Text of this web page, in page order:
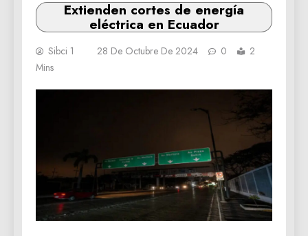
Extienden cortes de energía
eléctrica en Ecuador
Sibci 1 28 De Octubre De 2024 0
2
Mins